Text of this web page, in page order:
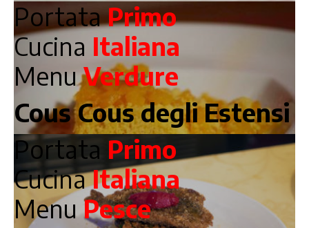
PortataPrimo
Cucina Italiana
MenuVerdure
Cous Cous degli Estensi
Portata Primo
CucinaItaliana
MenuPesce